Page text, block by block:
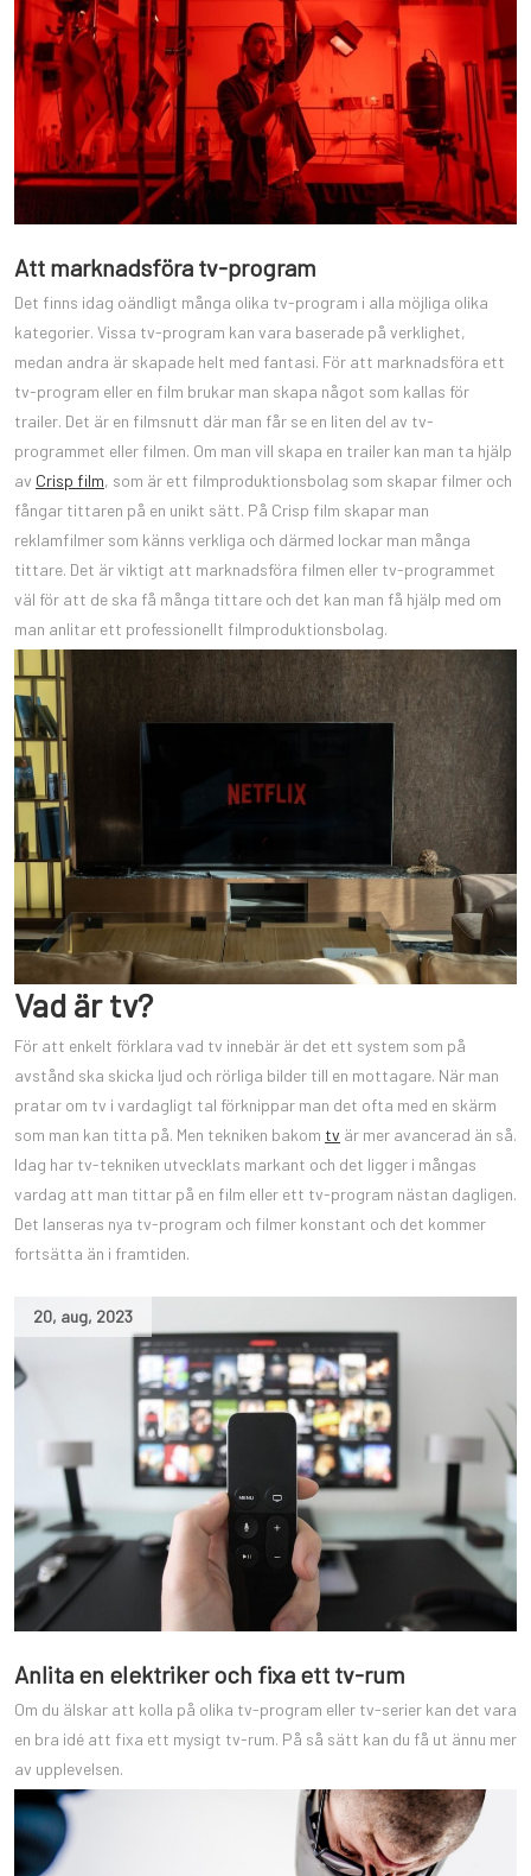
Att marknadsföra tv-program
Det finns idag oändligt många olika tv-program i alla möjliga olika
kategorier. Vissa tv-program kan vara baserade på verklighet,
medan andra är skapade helt med fantasi. För att marknadsföra ett
tv-program eller en film brukar man skapa något som kallas för
trailer. Det är en filmsnutt där man får se en liten del av tv-
programmet eller filmen. Om man vill skapa en trailer kan man ta hjälp
av Crisp film, som är ett filmproduktionsbolag som skapar filmer och
fångar tittaren på en unikt sätt. På Crisp film skapar man
reklamfilmer som känns verkliga och därmed lockar man många
tittare. Det är viktigt att marknadsföra filmen eller tv-programmet
väl för att de ska få många tittare och det kan man få hjälp med om
man anlitar ett professionellt filmproduktionsbolag.
Vad är tv?
För att enkelt förklara vad tv innebär är det ett system som på
avstånd ska skicka ljud och rörliga bilder till en mottagare. När man
pratar om tv i vardagligt tal förknippar man det ofta med en skärm
som man kan titta på. Men tekniken bakom tv är mer avancerad än så.
Idag har tv-tekniken utvecklats markant och det ligger i mångas
vardag att man tittar på en film eller ett tv-program nästan dagligen.
Det lanseras nya tv-program och filmer konstant och det kommer
fortsätta än i framtiden.
20, aug, 2023
Anlita en elektriker och fixa ett tv-rum
Om du älskar att kolla på olika tv-program eller tv-serier kan det vara
en bra idé att fixa ett mysigt tv-rum. På så sätt kan du få ut ännu mer
av upplevelsen.